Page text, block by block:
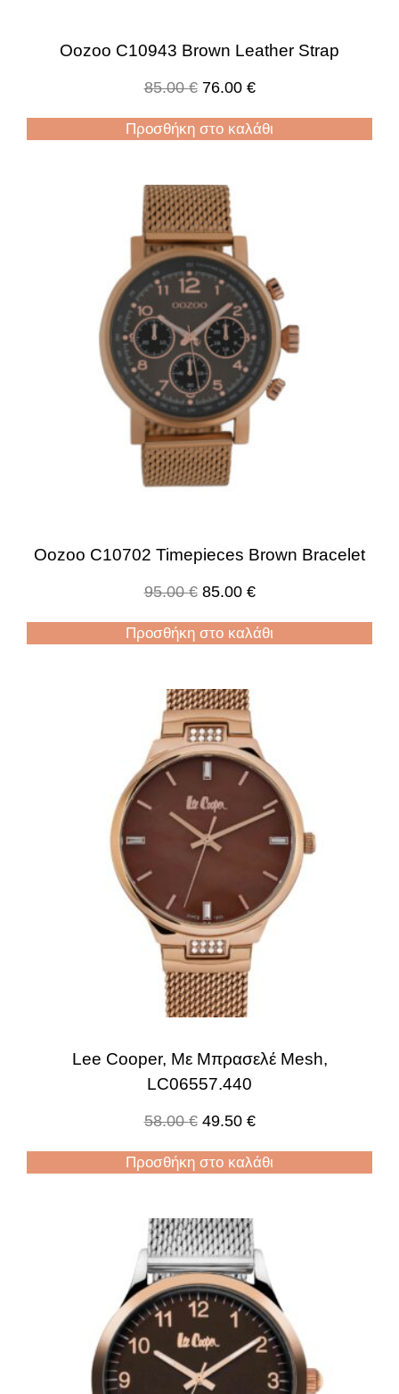
Oozoo C10943 Brown Leather Strap
85.00€ 76.00 €
Προσθήκη στο καλάθι
Oozoo C10702 Timepieces Brown Bracelet
95.00€ 85.00 €
Προσθήκη στο καλάθι
Lee Cooper, Με Μπρασελέ Mesh,
LC06557.440
58.00€ 49.50 €
Προσθήκη στο καλάθι